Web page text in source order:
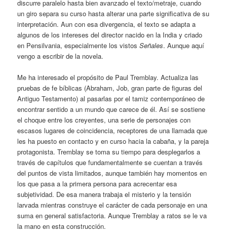
discurre paralelo hasta bien avanzado el texto/metraje, cuando
un giro separa su curso hasta alterar una parte significativa de su
interpretación. Aun con esa divergencia, el texto se adapta a
algunos de los intereses del director nacido en la India y criado
en Pensilvania, especialmente los vistosSeñales. Aunque aquí
vengo a escribir de la novela.
Me ha interesado el propósito de Paul Tremblay. Actualiza las
pruebas de fe bíblicas (Abraham, Job, gran parte de figuras del
Antiguo Testamento) al pasarlas por el tamiz contemporáneo de
encontrar sentido a un mundo que carece de él. Así se sostiene
el choque entre los creyentes, una serie de personajes con
escasos lugares de coincidencia, receptores de una llamada que
les ha puesto en contacto y en curso hacia la cabaña, y la pareja
protagonista. Tremblay se toma su tiempo para desplegarlos a
través de capítulos que fundamentalmente se cuentan a través
del puntos de vista limitados, aunque también hay momentos en
los que pasa a la primera persona para acrecentar esa
subjetividad. De esa manera trabaja el misterio y la tensión
larvada mientras construye el carácter de cada personaje en una
suma en general satisfactoria. Aunque Tremblay a ratos se le va
la mano en esta construcción.